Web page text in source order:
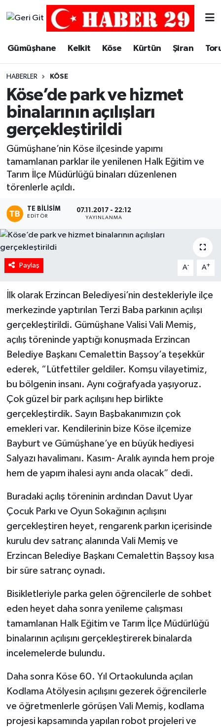
Gümüşhane Kelkit Köse Kürtün Şiran
HABERLER KÖSE
Köse’de park ve hizmet
binalarının açılışları
gerçekleştirildi
Gümüşhane’nin Köse ilçesinde yapımı
tamamlanan parklar ile yenilenen Halk Eğitim ve
Tarım İlçe Müdürlüğü binaları düzenlenen
törenlerle açıldı.
TE BILISIM
EDITÖR
07.11.2017 - 22:12
YAYINLANMA
Paylaş A- A+
İlk olarak Erzincan Belediyesi’nin destekleriyle ilçe
merkezinde yaptırılan Terzi Baba parkının açılışı
gerçekleştirildi. Gümüşhane Valisi Vali Memiş,
açılış töreninde yaptığı konuşmada Erzincan
Belediye Başkanı Cemalettin Başsoy’a teşekkür
ederek, “Lütfettiler geldiler. Komşu vilayetimiz,
bu bölgenin insanı. Aynı coğrafyada yaşıyoruz.
Çok güzel bir park açılışını hep birlikte
gerçekleştirdik. Sayın Başbakanımızın çok
emekleri var. Kendilerinin bize Köse ilçemize
Bayburt ve Gümüşhane’ye en büyük hediyesi
Salyazı havalimanı. Kasım- Aralık ayında hem proje
hem de yapım ihalesi aynı anda olacak” dedi.
Buradaki açılış töreninin ardından Davut Uyar
Çocuk Parkı ve Oyun Sokağının açılışını
gerçekleştiren heyet, rengarenk parkın içerisinde
kurulu dev satranç alanında Vali Memiş ve
Erzincan Belediye Başkanı Cemalettin Başsoy kısa
bir süre satranç oynadı.
Bisikletleriyle parka gelen öğrencilerle de sohbet
eden heyet daha sonra yenileme çalışması
tamamlanan Halk Eğitim ve Tarım İlçe Müdürlüğü
binalarının açılışını gerçekleştirerek binalarda
incelemelerde bulundu.
Daha sonra Köse 60. Yıl Ortaokulunda açılan
Kodlama Atölyesin açılışını gezerek öğrencilerle
ve öğretmenlerle görüşen Vali Memiş, kodlama
projesi kapsamında yapılan robot projeleri ve
Merkez Trafik Yoğunluk Haritası
Süper Lig Puan Durumu ve Fikstür
Tüm Manşetler
Son Dakika Haberleri
Haber Arşivi